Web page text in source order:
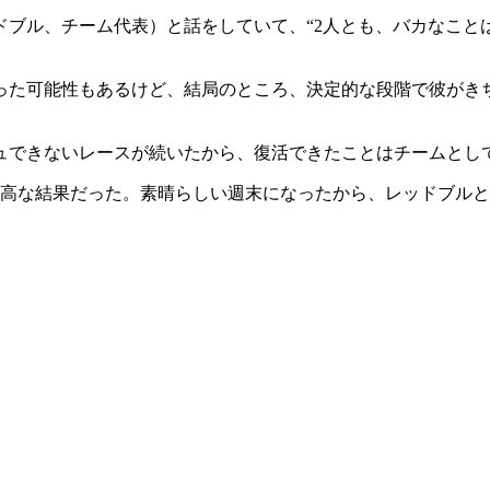
ル、チーム代表）と話をしていて、“2人とも、バカなこ
可能性もあるけど、結局のところ、決定的な段階で彼が
きないレースが続いたから、復活できたことはチームとし
な結果だった。素晴らしい週末になったから、レッドブル